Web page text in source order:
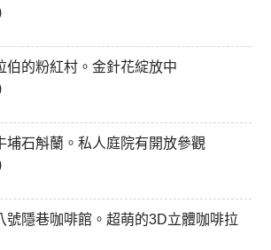
伯的粉紅村。金針花綻放中
埔石斛蘭。私人庭院有開放參觀
號隱巷咖啡館。超萌的3D立體咖啡拉